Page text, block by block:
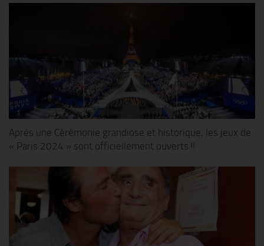
Après une Cérémonie grandiose et historique, les jeux de
« Paris 2024 » sont officiellement ouverts !!